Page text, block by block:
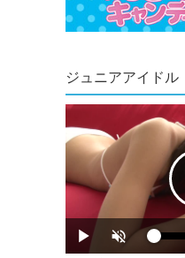
ジュニアアイドル